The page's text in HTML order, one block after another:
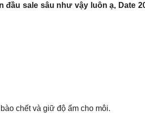
sale sâu như vậy luôn ạ, Date
chết và giữ độ ẩm cho môi.